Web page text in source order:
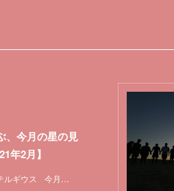
ルギウス 今月の星の見どころ
、今月の星の見
年2月】